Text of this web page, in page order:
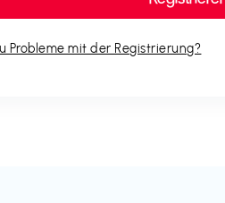
Probleme mit der Registrierung?